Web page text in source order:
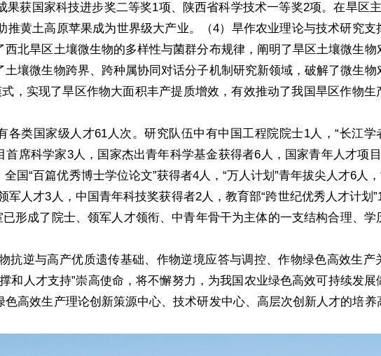
获国家科技进步奖二等奖1项、陕西省科学技术一等奖2项。在旱区
黄土高原苹果成为世界级大产业。（4）旱作农业理论与技术研究支
北旱区土壤微生物的多样性与菌群分布规律，阐明了旱区土壤微生物
壤微生物跨界、跨种属协同对话分子机制研究新领域，破解了微生物
，实现了旱区作物大面积丰产提质增效，有效推动了我国旱区作物生
类国家级人才61人次。研究队伍中有中国工程院院士1人，“长江学
首席科学家3人，国家杰出青年科学基金获得者6人，国家青年人才项
国“百篇优秀博士学位论文”获得者4人，“万人计划”青年拔尖人才6人，
人才3人，中国青年科技奖获得者2人，教育部“跨世纪优秀人才计划
形成了院士、领军人才领衔、中青年骨干为主体的一支结构合理、学
抗逆与高产优质遗传基础、作物逆境应答与调控、作物绿色高效生产
和人才支持”崇高使命，将不懈努力，为我国农业绿色高效可持续发展
高效生产理论创新策源中心、技术研发中心、高层次创新人才的培养